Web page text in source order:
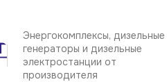
Энергокомплексы, дизельные
генераторы и дизельные
электростанции от
производителя